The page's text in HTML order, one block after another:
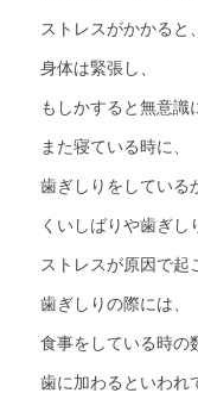
ストレスがかかると、
身体は緊張し、
もしかすると無意識
また寝ている時に、
歯ぎしりをしている
くいしばりや歯ぎし
ストレスが原因で起
歯ぎしりの際には、
食事をしている時の
歯に加わるといわれ